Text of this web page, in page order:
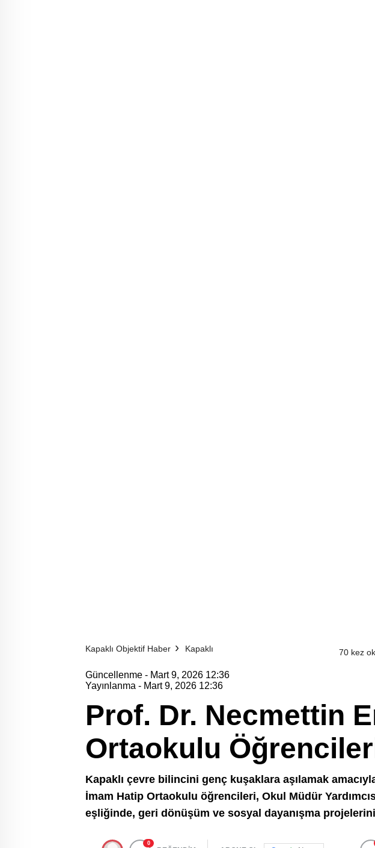
Kapaklı Objektif Haber Kapaklı 70 kez
Güncellenme - Mart 9, 2026 12:36
Yayınlanma - Mart 9, 2026 12:36
Prof. Dr. Necmettin
Ortaokulu
Kapaklı çevre bilincini genç kuşaklara aşılamak
İmam Hatip Ortaokulu öğrencileri, Okul Müdür
eşliğinde, geri dönüşüm ve sosyal dayanışma
0